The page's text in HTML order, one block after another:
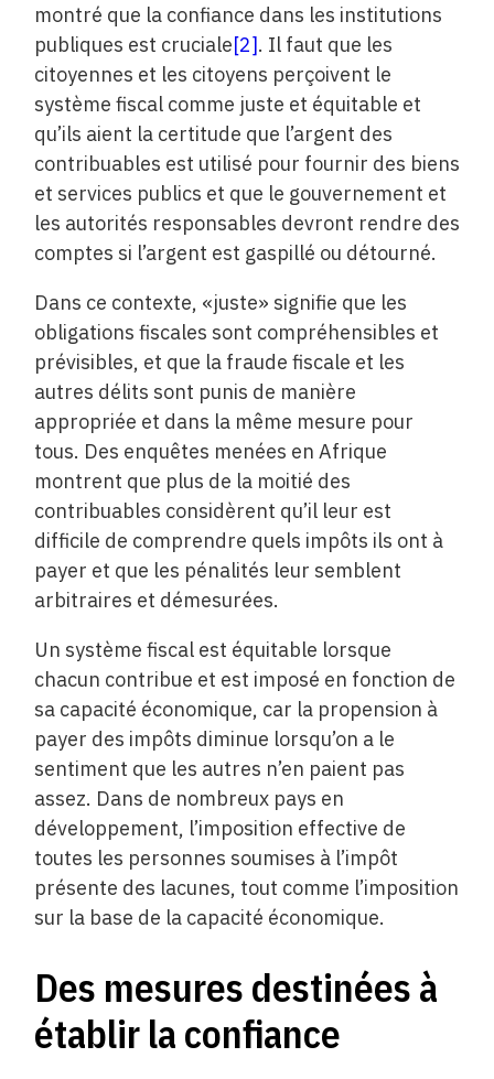
montré que la confiance dans les institutions
publiques est cruciale[2]. Il faut que les
citoyennes et les citoyens perçoivent le
système fiscal comme juste et équitable et
qu’ils aient la certitude que l’argent des
contribuables est utilisé pour fournir des biens
et services publics et que le gouvernement et
les autorités responsables devront rendre des
comptes si l’argent est gaspillé ou détourné.
Dans ce contexte, «juste» signifie que les
obligations fiscales sont compréhensibles et
prévisibles, et que la fraude fiscale et les
autres délits sont punis de manière
appropriée et dans la même mesure pour
tous. Des enquêtes menées en Afrique
montrent que plus de la moitié des
contribuables considèrent qu’il leur est
difficile de comprendre quels impôts ils ont à
payer et que les pénalités leur semblent
arbitraires et démesurées.
Un système fiscal est équitable lorsque
chacun contribue et est imposé en fonction de
sa capacité économique, car la propension à
payer des impôts diminue lorsqu’on a le
sentiment que les autres n’en paient pas
assez. Dans de nombreux pays en
développement, l’imposition effective de
toutes les personnes soumises à l’impôt
présente des lacunes, tout comme l’imposition
sur la base de la capacité économique.
Des mesures destinées à
établir la confiance